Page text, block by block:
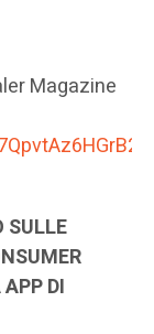
Magazine
SULLE
DI